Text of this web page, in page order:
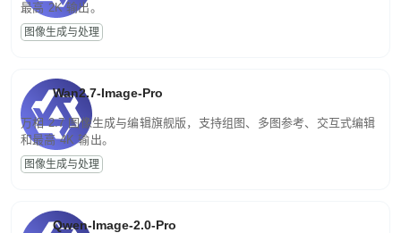
最高 2K 输出。
图像生成与处理
Wan2.7-Image-Pro
万相 2.7 图像生成与编辑旗舰版，支持组图、多图参考、交互式编辑
和最高 4K 输出。
图像生成与处理
Qwen-Image-2.0-Pro